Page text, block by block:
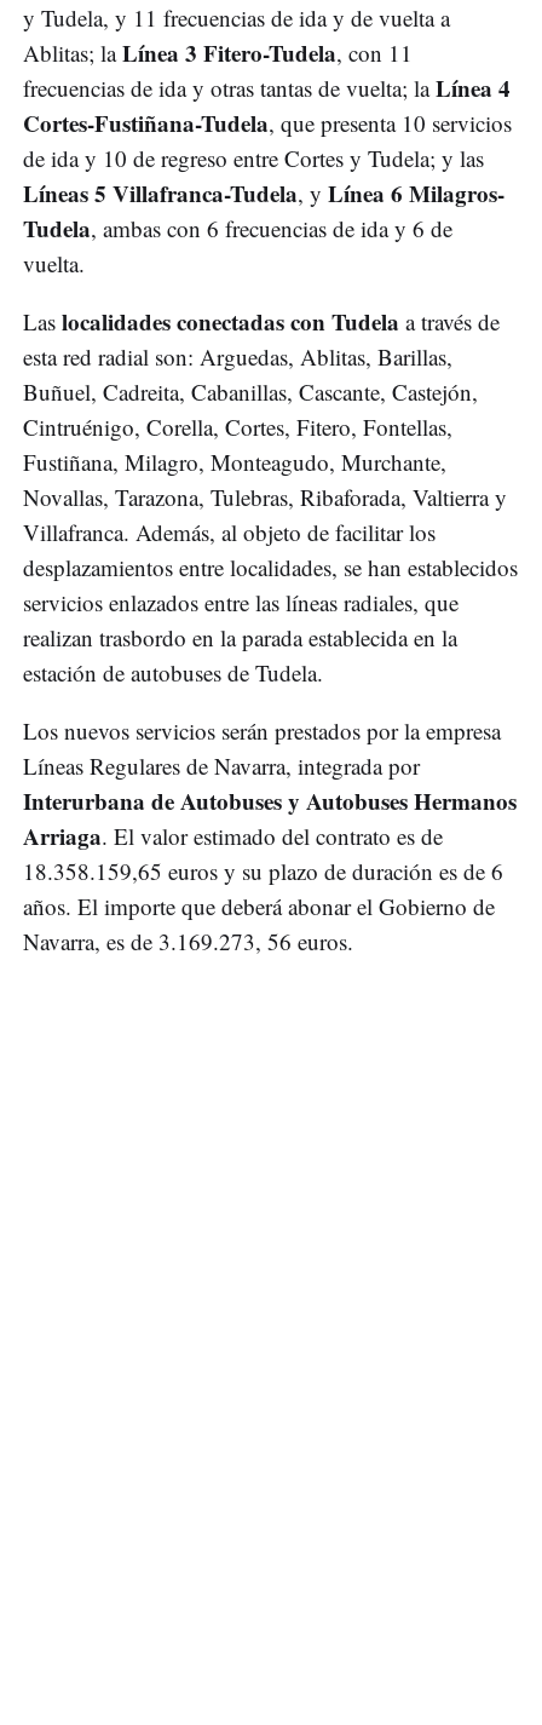
y Tudela, y 11 frecuencias de ida y de vuelta a
Ablitas; laLínea 3 Fitero-Tudela, con 11
frecuencias de ida y otras tantas de vuelta; laLínea 4
Cortes-Fustiñana-Tudela, que presenta 10 servicios
de ida y 10 de regreso entre Cortes y Tudela; y las
Líneas 5 Villafranca-Tudela, y Línea 6 Milagros-
Tudela, ambas con 6 frecuencias de ida y 6 de
vuelta.
Las localidades conectadas con Tudela a través de
esta red radial son: Arguedas, Ablitas, Barillas,
Buñuel, Cadreita, Cabanillas, Cascante, Castejón,
Cintruénigo, Corella, Cortes, Fitero, Fontellas,
Fustiñana, Milagro, Monteagudo, Murchante,
Novallas, Tarazona, Tulebras, Ribaforada, Valtierra y
Villafranca. Además, al objeto de facilitar los
desplazamientos entre localidades, se han establecidos
servicios enlazados entre las líneas radiales, que
realizan trasbordo en la parada establecida en la
estación de autobuses de Tudela.
Los nuevos servicios serán prestados por la empresa
Líneas Regulares de Navarra, integrada por
Interurbana de Autobuses y Autobuses Hermanos
Arriaga. El valor estimado del contrato es de
18.358.159,65 euros y su plazo de duración es de 6
años. El importe que deberá abonar el Gobierno de
Navarra, es de 3.169.273, 56 euros.